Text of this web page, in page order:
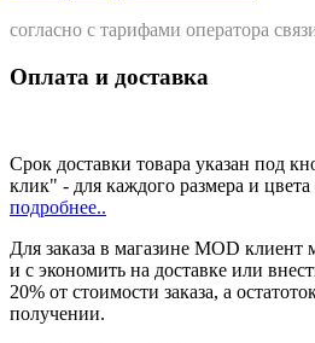
согласно с тарифами оператора
Оплата и доставка
Срок доставки товара указан под
клик" - для каждого размера и
подробнее..
Для заказа в магазине MOD
и с экономить на доставке или
20% от стоимости заказа, а
получении.